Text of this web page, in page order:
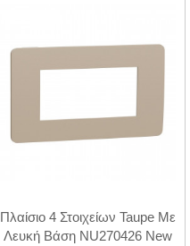
Πλαίσιο 4 Στοιχείων Taupe Με
Λευκή Βάση NU270426 New